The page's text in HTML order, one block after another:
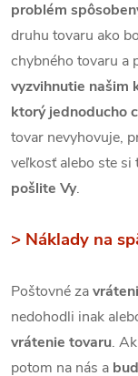
problém
druhu tovaru ako
chybného tovaru a
vyzvihnutie našim
ktorý jednoducho
tovar nevyhovuje,
veľkosť alebo ste
pošlite Vy.
> Náklady na
Poštovné za
nedohodli inak
vrátenie tovaru.
potom na nás a